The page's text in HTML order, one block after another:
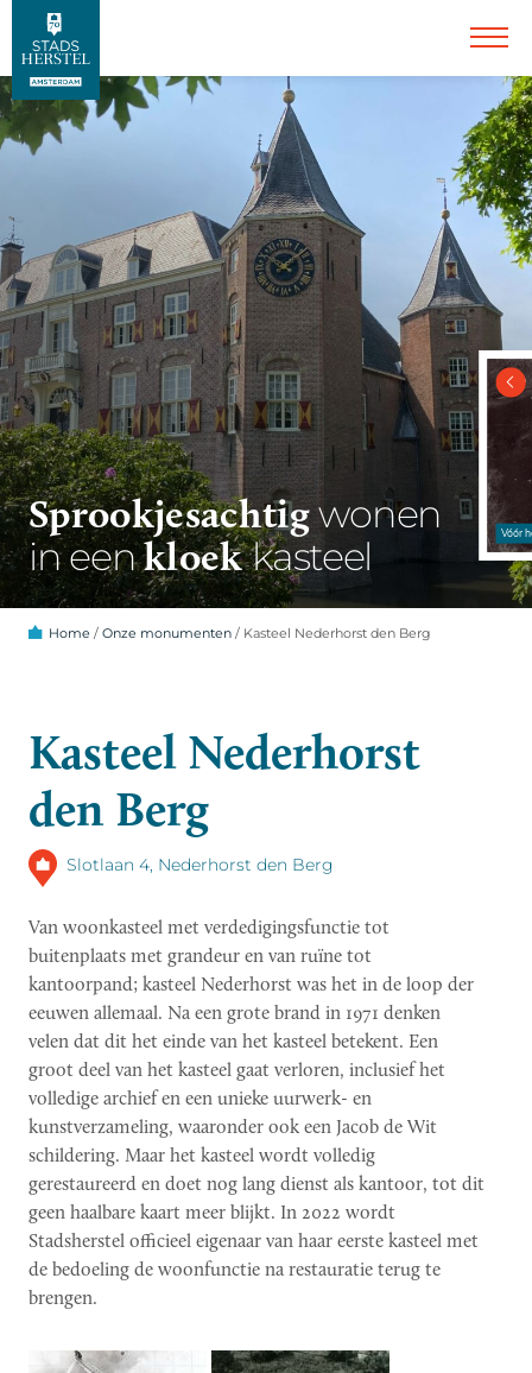
Sprookjesachtigwonen
in eenkloekkasteel
Home /Onze monumenten / Kasteel Nederhorst den Berg
Kasteel Nederhorst
den Berg
Slotlaan 4, Nederhorst den Berg
Van woonkasteel met verdedigingsfunctie tot
buitenplaats met grandeur en van ruïne tot
kantoorpand; kasteel Nederhorst was het in de loop der
eeuwen allemaal. Na een grote brand in 1971 denken
velen dat dit het einde van het kasteel betekent. Een
groot deel van het kasteel gaat verloren, inclusief het
volledige archief en een unieke uurwerk- en
kunstverzameling, waaronder ook een Jacob de Wit
schildering. Maar het kasteel wordt volledig
gerestaureerd en doet nog lang dienst als kantoor, tot dit
geen haalbare kaart meer blijkt. In 2022 wordt
Stadsherstel officieel eigenaar van haar eerste kasteel met
de bedoeling de woonfunctie na restauratie terug te
brengen.